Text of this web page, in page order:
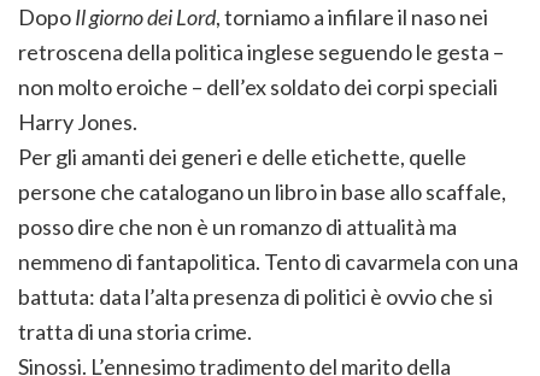
DopoIl giorno dei Lord, torniamo a infilare il naso nei
retroscena della politica inglese seguendo le gesta –
non molto eroiche – dell’ex soldato dei corpi speciali
Harry Jones.
Per gli amanti dei generi e delle etichette, quelle
persone che catalogano un libro in base allo scaffale,
posso dire che non è un romanzo di attualità ma
nemmeno di fantapolitica. Tento di cavarmela con una
battuta: data l’alta presenza di politici è ovvio che si
tratta di una storia crime.
Sinossi. L’ennesimo tradimento del marito della